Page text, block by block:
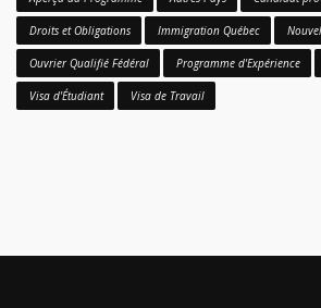
Droits et Obligations Immigration Québec
Ouvrier Qualifié Fédéral Programme d'Expérience
Visa d'Étudiant Visa de Travail